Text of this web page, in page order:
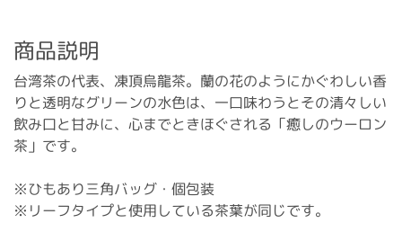
商品説明
台湾茶の代表、凍頂烏龍茶。蘭の花のようにかぐわしい香
りと透明なグリーンの水色は、一口味わうとその清々しい
飲み口と甘みに、心までときほぐされる「癒しのウーロン
茶」です。
※ひもあり三角バッグ・個包装
※リーフタイプと使用している茶葉が同じです。